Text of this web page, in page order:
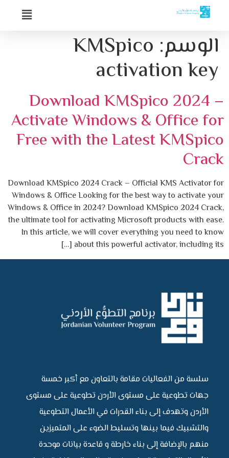
الوسم: KMSpico
activation key
Download KMSpico 2024 –
Activate Windows & Office for
Free with the Latest KMSpico
Crack
Download KMSpico 2024 Crack – Official KMS Activator for
Windows & Office Looking for the best way to activate your
Windows & Office in 2024? Download KMSpico 2024 Crack,
the ultimate tool for activating Microsoft products with ease.
In this article, we will cover everything you need to know
about this powerful activator, including its […]
سلسة من الفعاليات مقامة بالتعاون مع أكبر خمسة
جهات تطوعية على مستوى الأردن تطوعية على مستوى
الأردن وتهدف إلى بناء القدرات في الأعمال التطوعية
والتشبيك فيما بينها وتسليط الضوء على المتميزين
منهم بالإضافة إلى بناء خارطة و قاعدة بيانات موحدة